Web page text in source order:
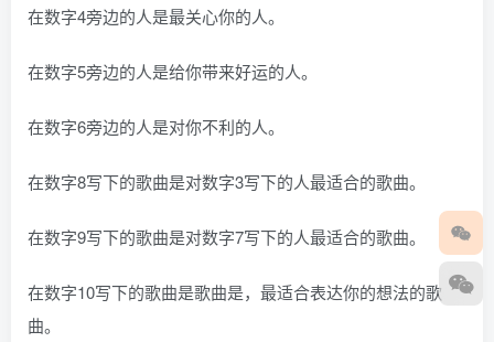
在数字4旁边的人是最关心你的人。
在数字5旁边的人是给你带来好运的人。
在数字6旁边的人是对你不利的人。
在数字8写下的歌曲是对数字3写下的人最适合的歌曲。
在数字9写下的歌曲是对数字7写下的人最适合的歌曲。
在数字10写下的歌曲是歌曲是，最适合表达你的想法的歌
曲。